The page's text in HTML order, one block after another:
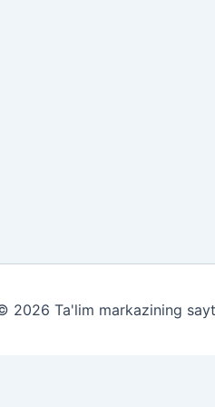
2026 Ta'lim markazining